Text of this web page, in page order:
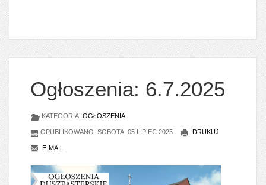
Ogłoszenia: 6.7.2025
KATEGORIA: OGŁOSZENIA
OPUBLIKOWANO: SOBOTA, 05 LIPIEC 2025 DRUKUJ
E-MAIL